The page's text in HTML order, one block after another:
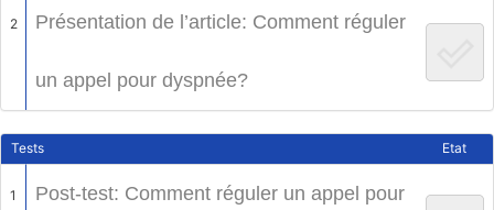
2 Présentation de l’article: Comment réguler
un appel pour dyspnée?
Tests Etat
1 Post-test: Comment réguler un appel pour